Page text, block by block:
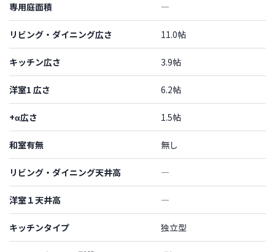
専用庭面積 ―
リビング・ダイニング広さ 11.0帖
キッチン広さ 3.9帖
洋室1 広さ 6.2帖
+α広さ 1.5帖
和室有無 無し
リビング・ダイニング天井高 ―
洋室１天井高 ―
キッチンタイプ 独立型